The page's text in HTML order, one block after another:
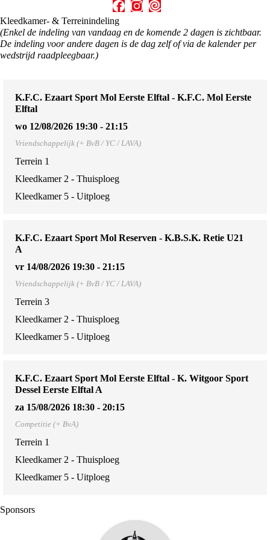
Kleedkamer- & Terreinindeling
(Enkel de indeling van vandaag en de komende 2 dagen is zichtbaar.
De indeling voor andere dagen is de dag zelf of via de kalender per
wedstrijd raadpleegbaar.)
K.F.C. Ezaart Sport Mol Eerste Elftal - K.F.C. Mol Eerste
Elftal
wo 12/08/2026 19:30 - 21:15
Vriendschappelijk (+ BvB / YC / LAVA)
Terrein 1
Kleedkamer 2 - Thuisploeg
Kleedkamer 5 - Uitploeg
K.F.C. Ezaart Sport Mol Reserven - K.B.S.K. Retie U21
A
vr 14/08/2026 19:30 - 21:15
Vriendschappelijk (+ BvB / YC / LAVA)
Terrein 3
Kleedkamer 2 - Thuisploeg
Kleedkamer 5 - Uitploeg
K.F.C. Ezaart Sport Mol Eerste Elftal - K. Witgoor Sport
Dessel Eerste Elftal A
za 15/08/2026 18:30 - 20:15
Competitie (+ BvA)
Terrein 1
Kleedkamer 2 - Thuisploeg
Kleedkamer 5 - Uitploeg
Sponsors